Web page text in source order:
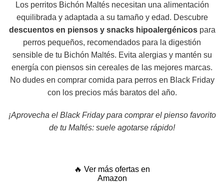
Los perritos Bichón Maltés necesitan una alimentación
equilibrada y adaptada a su tamaño y edad. Descubre
descuentos en piensos y snacks hipoalergénicospara
perros pequeños, recomendados para la digestión
sensible de tu Bichón Maltés. Evita alergias y mantén su
energía con piensos sin cereales de las mejores marcas.
No dudes en comprar comida para perros en Black Friday
con los precios más baratos del año.
¡Aprovecha el Black Friday para comprar el pienso favorito
de tu Maltés: suele agotarse rápido!
🔥 Ver más ofertas en
Amazon